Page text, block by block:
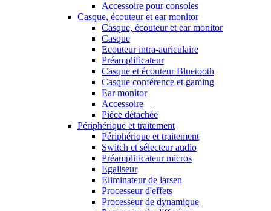
Accessoire pour consoles
Casque, écouteur et ear monitor
Casque, écouteur et ear monitor
Casque
Ecouteur intra-auriculaire
Préamplificateur
Casque et écouteur Bluetooth
Casque conférence et gaming
Ear monitor
Accessoire
Pièce détachée
Périphérique et traitement
Périphérique et traitement
Switch et sélecteur audio
Préamplificateur micros
Egaliseur
Eliminateur de larsen
Processeur d'effets
Processeur de dynamique